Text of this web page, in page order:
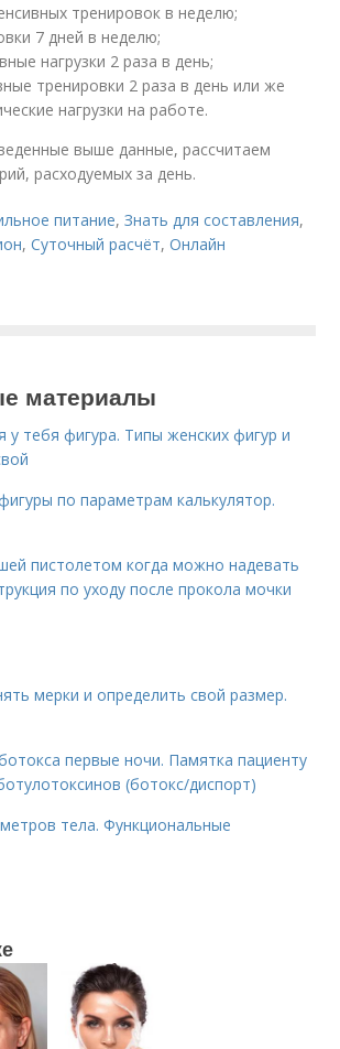
тренировок в неделю;
7 дней в неделю;
нагрузки 2 раза в день;
тренировки 2 раза в день или же
нагрузки на работе.
выше данные, рассчитаем
расходуемых за день.
питание,Знать для составления,
,Суточный расчёт,Онлайн
материалы
у тебя фигура. Типы женских фигур и
по параметрам калькулятор.
пистолетом когда можно надевать
по уходу после прокола мочки
мерки и определить свой размер.
первые ночи. Памятка пациенту
(ботокс/диспорт)
тела. Функциональные